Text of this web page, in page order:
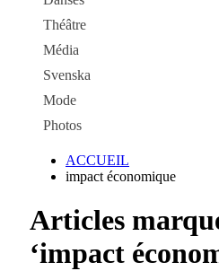
Théâtre
Média
Svenska
Mode
Photos
ACCUEIL
impact économique
Articles
‘impact